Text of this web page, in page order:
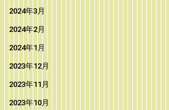
2024年3月
2024年2月
2024年1月
2023年12月
2023年11月
2023年10月